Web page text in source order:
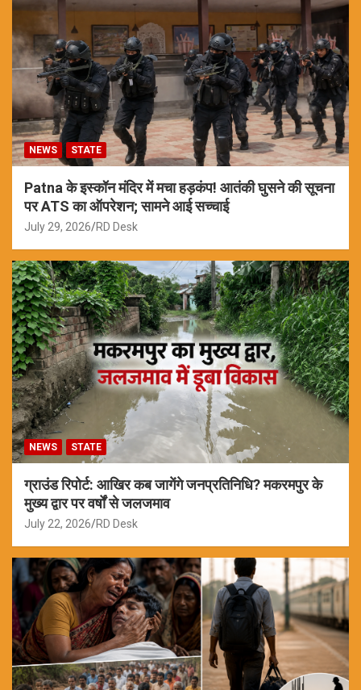
NEWS STATE
Patna के इस्कॉन मंदिर में मचा हड़कंप! आतंकी घुसने की सूचना
पर ATS का ऑपरेशन; सामने आई सच्चाई
July 29, 2026 RD Desk
NEWS STATE
ग्राउंड रिपोर्ट: आखिर कब जागेंगे जनप्रतिनिधि? मकरमपुर के
मुख्य द्वार पर वर्षों से जलजमाव
July 22, 2026 RD Desk